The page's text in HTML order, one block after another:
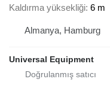
Kaldırma yüksekliği 6 m
Almanya, Hamburg
Universal Equipment